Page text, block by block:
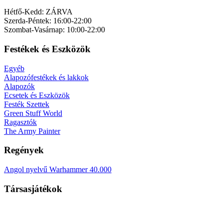
Hétfő-Kedd: ZÁRVA
Szerda-Péntek: 16:00-22:00
Szombat-Vasárnap: 10:00-22:00
Festékek és Eszközök
Egyéb
Alapozófestékek és lakkok
Alapozók
Ecsetek és Eszközök
Festék Szettek
Green Stuff World
Ragasztók
The Army Painter
Regények
Angol nyelvű Warhammer 40.000
Társasjátékok